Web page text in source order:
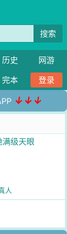
搜索
历史
网游
完本 登录
↓↓↓
级天眼
人